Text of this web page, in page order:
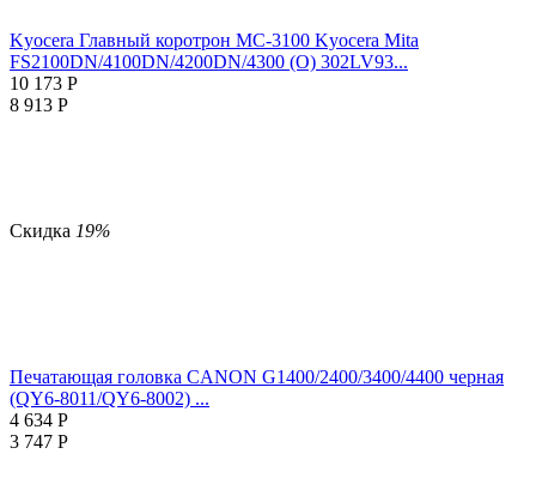
Kyocera Главный коротрон MC-3100 Kyocera Mita
FS2100DN/4100DN/4200DN/4300 (О) 302LV93...
10 173 Р
8 913 Р
Скидка 19%
Печатающая головка CANON G1400/2400/3400/4400 черная
(QY6-8011/QY6-8002) ...
4 634 Р
3 747 Р